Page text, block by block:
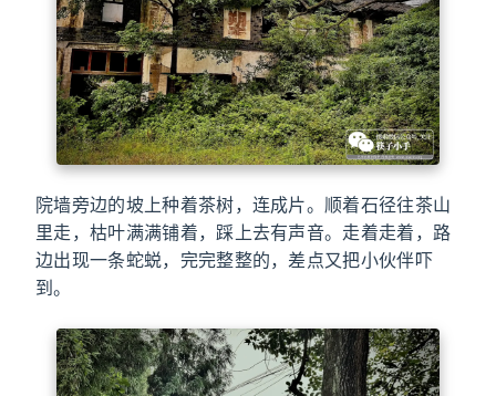
院墙旁边的坡上种着茶树，连成片。顺着石径往茶山
里走，枯叶满满铺着，踩上去有声音。走着走着，路
边出现一条蛇蜕，完完整整的，差点又把小伙伴吓
到。